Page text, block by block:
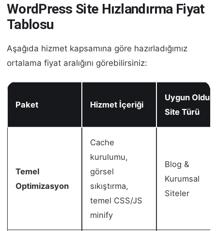
WordPress Site Hızlandırma Fiyat
Tablosu
Aşağıda hizmet kapsamına göre hazırladığımız
ortalama fiyat aralığını görebilirsiniz:
Paket Hizmet İçeriği
Uygun
Site Türü
Temel
Optimizasyon
Cache
kurulumu,
görsel
sıkıştırma,
temel CSS/JS
minify
Blog &
Kurumsal
Siteler